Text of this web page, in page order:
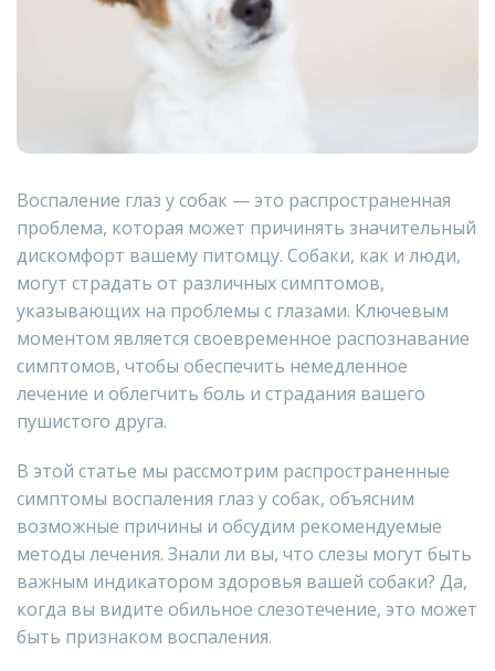
Воспаление глаз у собак — это распространенная
проблема, которая может причинять значительный
дискомфорт вашему питомцу. Собаки, как и люди,
могут страдать от различных симптомов,
указывающих на проблемы с глазами. Ключевым
моментом является своевременное распознавание
симптомов, чтобы обеспечить немедленное
лечение и облегчить боль и страдания вашего
пушистого друга.
В этой статье мы рассмотрим распространенные
симптомы воспаления глаз у собак, объясним
возможные причины и обсудим рекомендуемые
методы лечения. Знали ли вы, что слезы могут быть
важным индикатором здоровья вашей собаки? Да,
когда вы видите обильное слезотечение, это может
быть признаком воспаления.